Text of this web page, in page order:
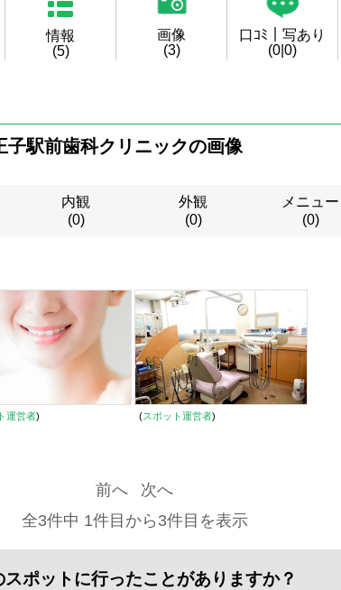
情報
(5)
画像
(3)
口ｺﾐ｜写あり
(0|0)
子駅前歯科クリニックの画像
内観
(0)
外観
(0)
メニュー
(0)
運営者) (スポット運営者)
前へ
次へ
全3件中 1件目から3件目を表示
ポットに行ったことがありますか？